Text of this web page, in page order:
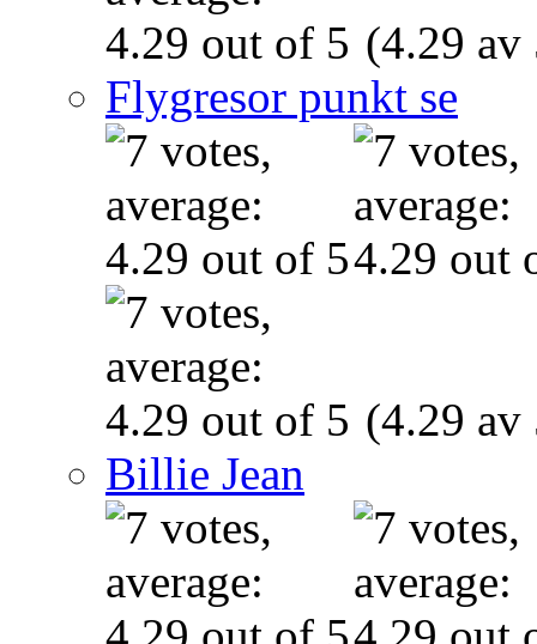
(4.29 av
Flygresor punkt se
(4.29 av
Billie Jean